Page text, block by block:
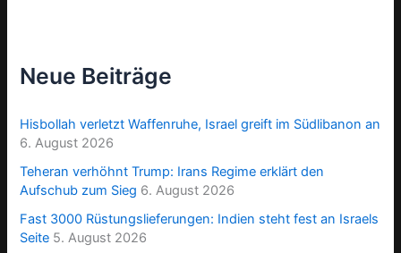
Neue Beiträge
Hisbollah verletzt Waffenruhe, Israel greift im Südlibanon an
6. August 2026
Teheran verhöhnt Trump: Irans Regime erklärt den
Aufschub zum Sieg 6. August 2026
Fast 3000 Rüstungslieferungen: Indien steht fest an Israels
Seite 5. August 2026